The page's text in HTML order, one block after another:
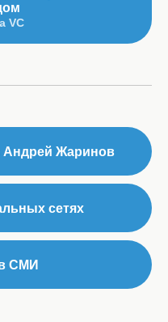
VC
Андрей Жаринов
сетях
СМИ